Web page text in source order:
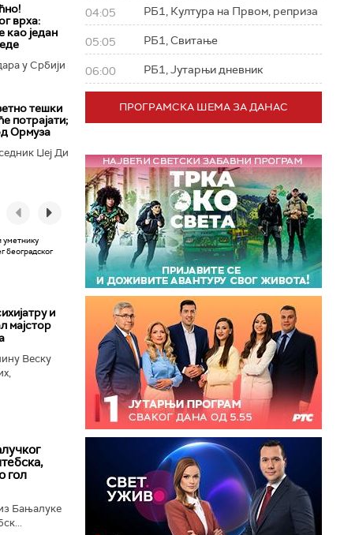
врха:
као један
у Србији
тешки
потрајати;
Ормуза
Џеј Ди
и
мајстор
Веску
гол
Бањалуке
04:05 РБ1, Култура на Првом, реприза
05:05 РБ1, Свитање
06:00 РБ1, Јутарњи дневник
ПРОГРАМСКА ШЕМА ЗА ДАНАС